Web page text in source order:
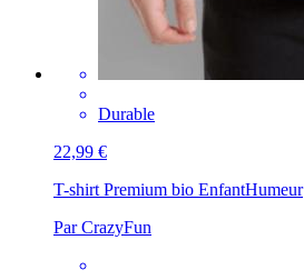
Durable
22,99 €
T-shirt Premium bio EnfantHumeur
Par CrazyFun